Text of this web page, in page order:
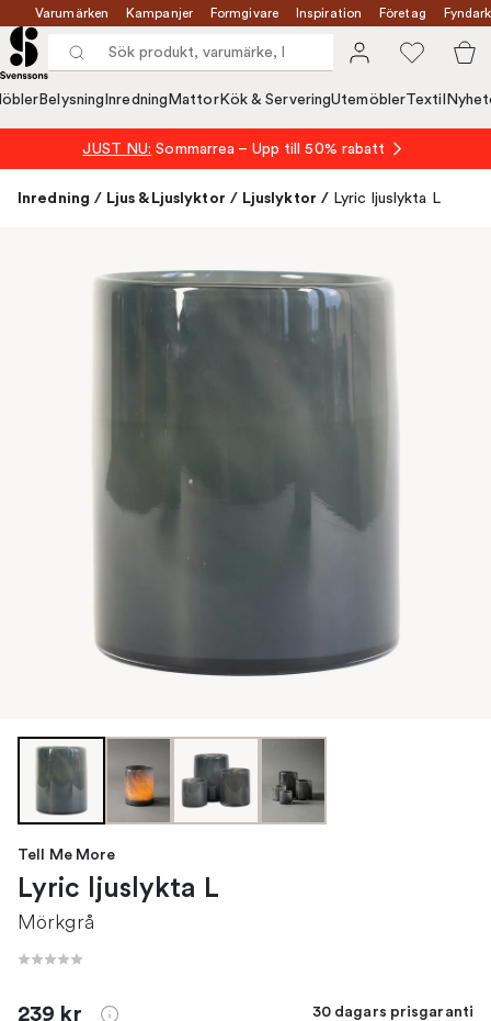
Varumärken Kampanjer Formgivare Inspiration Företag
Belysning Inredning MattorKök & ServeringUtemöblerTextil
JUST NU: Sommarrea – Upp till 50% rabatt
Inredning / Ljus & Ljuslyktor / Ljuslyktor / Lyric ljuslykta L
Tell Me More
Lyric ljuslykta L
Mörkgrå
239 kr 30 dagars prisgaranti